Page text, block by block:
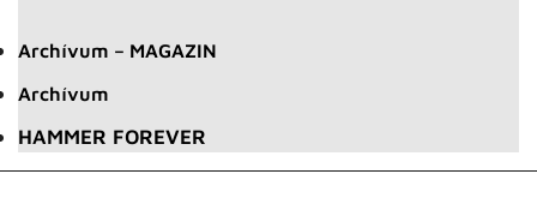
Archívum – MAGAZIN
Archívum
HAMMER FOREVER